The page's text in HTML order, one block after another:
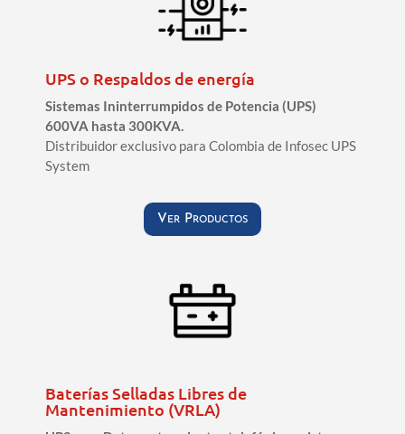
UPS o Respaldos de energía
Sistemas Ininterrumpidos de Potencia (UPS)
600VA hasta 300KVA.
Distribuidor exclusivo para Colombia de Infosec UPS
System
Ver Productos
Baterías Selladas Libres de
Mantenimiento (VRLA)